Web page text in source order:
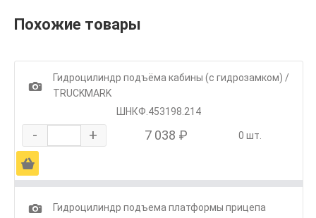
Похожие товары
1
Гидроцилиндр подъёма кабины (с гидрозамком) /
TRUCKMARK
ШНКФ.453198.214
- + 7 038 ₽ 0 шт.
Ä
1
Гидроцилиндр подъема платформы прицепа